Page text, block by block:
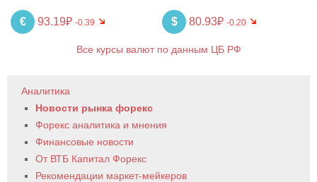
€ 93.19₽ -0.39 $ 80.93₽ -0.20
Все курсы валют по данным ЦБ РФ
Аналитика
Новости рынка форекс
Форекс аналитика и мнения
Финансовые новости
От ВТБ Капитал Форекс
Рекомендации маркет-мейкеров